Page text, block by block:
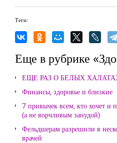
Теги:
Еще в рубрике
ЕЩЕ РАЗ О БЕЛЫХ
Финансы, здоровье и близкие
7 привычек всем, кто хочет и
(а не ворчливым занудой)
Фельдшерам разрешили в
врачей